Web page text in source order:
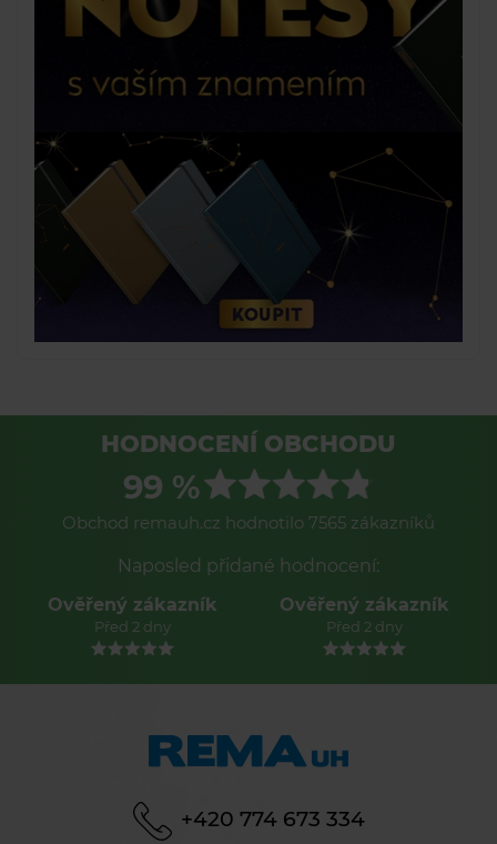
HODNOCENÍ OBCHODU
99 %
Obchod remauh.cz hodnotilo 7565 zákazníků
Naposled přidané hodnocení:
Ověřený zákazník
Před 2 dny
Ověřený zákazník
Před 2 dny
+420 774 673 334